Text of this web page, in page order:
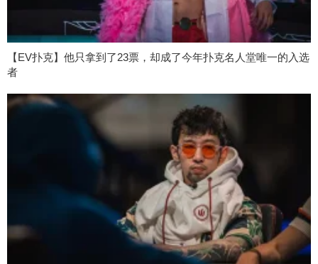
【EV扑克】他只拿到了23票，却成了今年扑克名人堂唯一的入选
者